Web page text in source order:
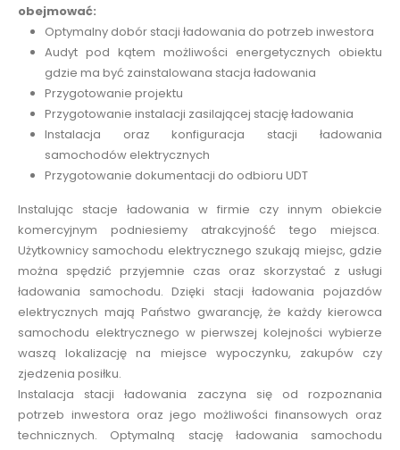
obejmować:
Optymalny dobór stacji ładowania do potrzeb inwestora
Audyt pod kątem możliwości energetycznych obiektu
gdzie ma być zainstalowana stacja ładowania
Przygotowanie projektu
Przygotowanie instalacji zasilającej stację ładowania
Instalacja oraz konfiguracja stacji ładowania
samochodów elektrycznych
Przygotowanie dokumentacji do odbioru UDT
Instalując stacje ładowania w firmie czy innym obiekcie
komercyjnym podniesiemy atrakcyjność tego miejsca.
Użytkownicy samochodu elektrycznego szukają miejsc, gdzie
można spędzić przyjemnie czas oraz skorzystać z usługi
ładowania samochodu. Dzięki stacji ładowania pojazdów
elektrycznych mają Państwo gwarancję, że każdy kierowca
samochodu elektrycznego w pierwszej kolejności wybierze
waszą lokalizację na miejsce wypoczynku, zakupów czy
zjedzenia posiłku.
Instalacja stacji ładowania zaczyna się od rozpoznania
potrzeb inwestora oraz jego możliwości finansowych oraz
technicznych. Optymalną stację ładowania samochodu